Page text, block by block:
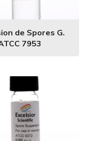
de Spores G.
7953